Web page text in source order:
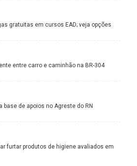
gratuitas em cursos EAD; veja opções
entre carro e caminhão na BR-304
base de apoios no Agreste do RN
furtar produtos de higiene avaliados em